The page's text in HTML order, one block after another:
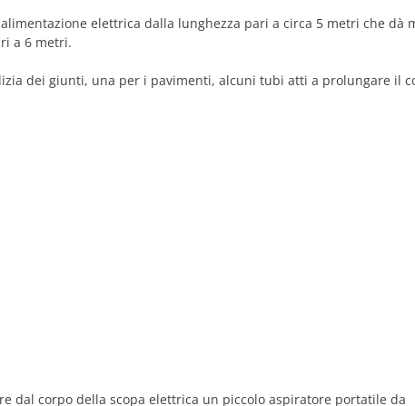
elettrica dalla lunghezza pari a circa 5 metri che dà
a 6 metri.
dei giunti, una per i pavimenti, alcuni tubi atti a prolungare il
dal corpo della scopa elettrica un piccolo aspiratore portatile da